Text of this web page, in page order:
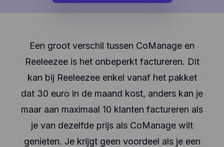
Een groot verschil tussen CoManage en
Reeleezee is het onbeperkt factureren. Dit
kan bij Reeleezee enkel vanaf het pakket
dat 30 euro in de maand kost, anders kan je
maar aan maximaal 10 klanten factureren als
je van dezelfde prijs als CoManage wilt
genieten. Je krijgt geen voordeel als je een